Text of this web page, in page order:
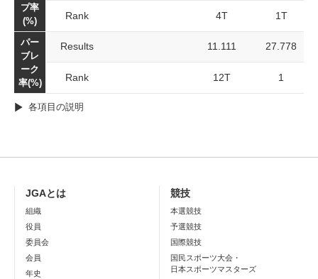
プ率
(%)
Rank 4T 1T
パー
ブレ
ーク
率(%)
Results 11.111 27.778
Rank 12T 1
各項目の説明
JGAとは
組織
役員
委員会
会員
年史
競技
本選競技
予選競技
国際競技
国民スポーツ大会・
日本スポーツマスターズ